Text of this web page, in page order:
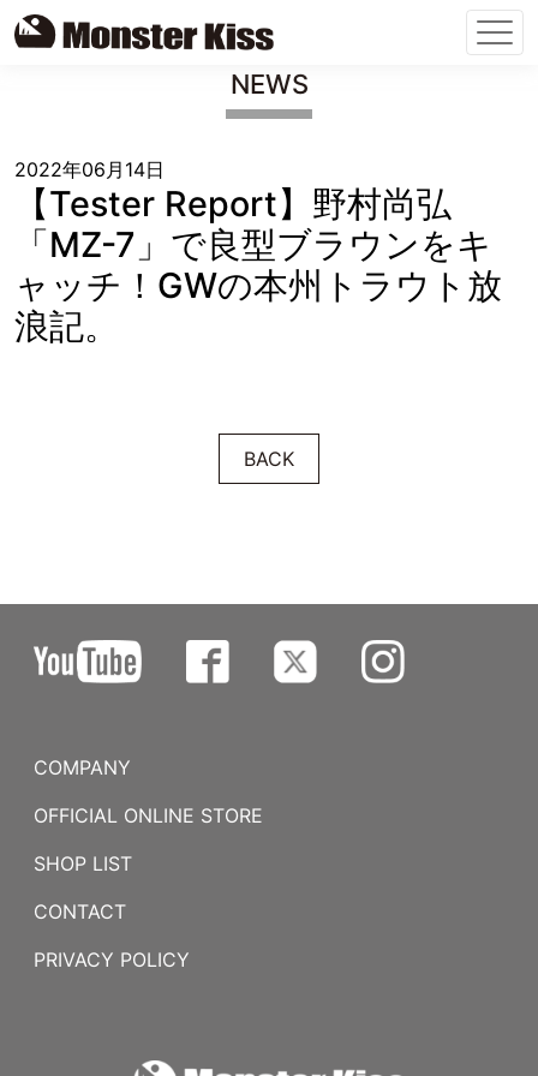
NEWS
2022年06月14日
【Tester Report】野村尚弘
「MZ-7」で良型ブラウンをキ
ャッチ！GWの本州トラウト放
浪記。
BACK
COMPANY
OFFICIAL ONLINE STORE
SHOP LIST
CONTACT
PRIVACY POLICY